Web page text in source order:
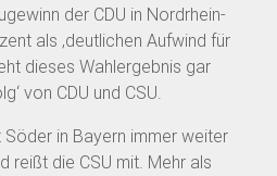
der CDU in Nordrhein-
als ‚deutlichen Aufwind für
dieses Wahlergebnis gar
von CDU und CSU.
in Bayern immer weiter
reißt die CSU mit. Mehr als